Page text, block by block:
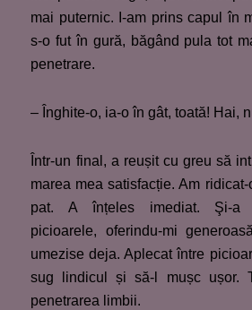
mai puternic. I-am prins capul în
s-o fut în gură, băgând pula tot
penetrare.
– Înghite-o, ia-o în gât, toată! Hai,
Într-un final, a reușit cu greu să
marea mea satisfacție. Am
pat. A înțeles imediat. Şi-a
picioarele, oferindu-mi
umezise deja. Aplecat între
sug lindicul și să-l mușc ușor.
penetrarea limbii.